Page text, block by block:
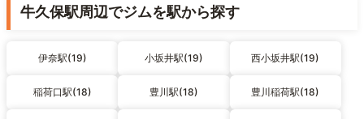
牛久保駅周辺でジムを駅から探す
伊奈駅(19) 小坂井駅(19) 西小坂井駅(19)
稲荷口駅(18) 豊川駅(18) 豊川稲荷駅(18)